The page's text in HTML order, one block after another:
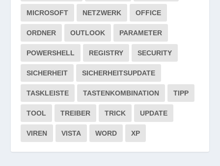
MICROSOFT NETZWERK OFFICE
ORDNER OUTLOOK PARAMETER
POWERSHELL REGISTRY SECURITY
SICHERHEIT SICHERHEITSUPDATE
TASKLEISTE TASTENKOMBINATION TIPP
TOOL TREIBER TRICK UPDATE
VIREN VISTA WORD XP